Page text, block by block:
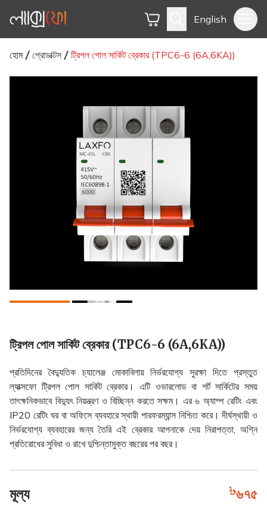
English
হোম প্রোডাক্টস ট্রিপল পোল সার্কিট ব্রেকার (TPC6-6 (6A,6KA))
ট্রিপল পোল সার্কিট ব্রেকার (TPC6-6 (6A,6KA))
প্রতিদিনের বৈদ্যুতিক চ্যালেঞ্জ মোকাবিলায় নির্ভরযোগ্য সুরক্ষা দিতে প্রস্তুত
ল্যাক্সফো ট্রিপল পোল সার্কিট ব্রেকার। এটি ওভারলোড বা শর্ট সার্কিটের সময়
তাৎক্ষনিকভাবে বিদ্যুৎ নিয়ন্ত্রণ ও বিচ্ছিন্ন করতে সক্ষম। এর ৬ অ্যাম্প রেটিং এবং
IP20 রেটিং ঘর বা অফিসে ব্যবহারে স্থায়ী পারফরম্যান্স নিশ্চিত করে। দীর্ঘস্থায়ী ও
নির্ভরযোগ্য ব্যবহারের জন্য তৈরি এই ব্রেকার আপনাকে দেয় নিরাপত্তা, অগ্নি
প্রতিরোধের সুবিধা ও রাখে দুশ্চিন্তামুক্ত বছরের পর বছর।
মূল্য ৬৭৫